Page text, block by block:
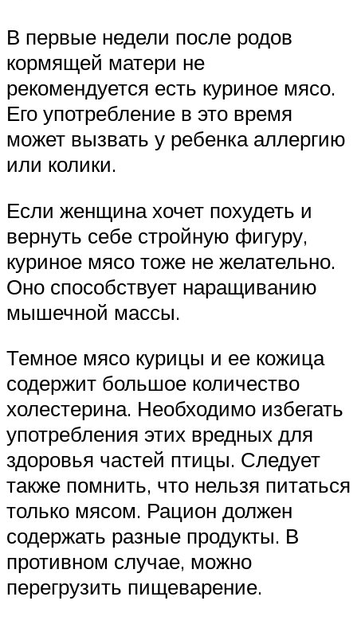
В первые недели после родов
кормящей матери не
рекомендуется есть куриное мясо.
Его употребление в это время
может вызвать у ребенка аллергию
или колики.
Если женщина хочет похудеть и
вернуть себе стройную фигуру,
куриное мясо тоже не желательно.
Оно способствует наращиванию
мышечной массы.
Темное мясо курицы и ее кожица
содержит большое количество
холестерина. Необходимо избегать
употребления этих вредных для
здоровья частей птицы. Следует
также помнить, что нельзя питаться
только мясом. Рацион должен
содержать разные продукты. В
противном случае, можно
перегрузить пищеварение.